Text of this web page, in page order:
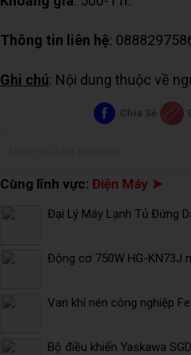
Thông tin liên hệ:
Ghi chú: Nội dung thuộc về
Chia Sẻ
Cùng lĩnh vực: Điện Máy ➤
Đại Lý Máy Lạnh Tủ Đứng
Động cơ 750W HG-KN73J
Van khí nén công nghiệp
Bộ điều khiển Yaskawa